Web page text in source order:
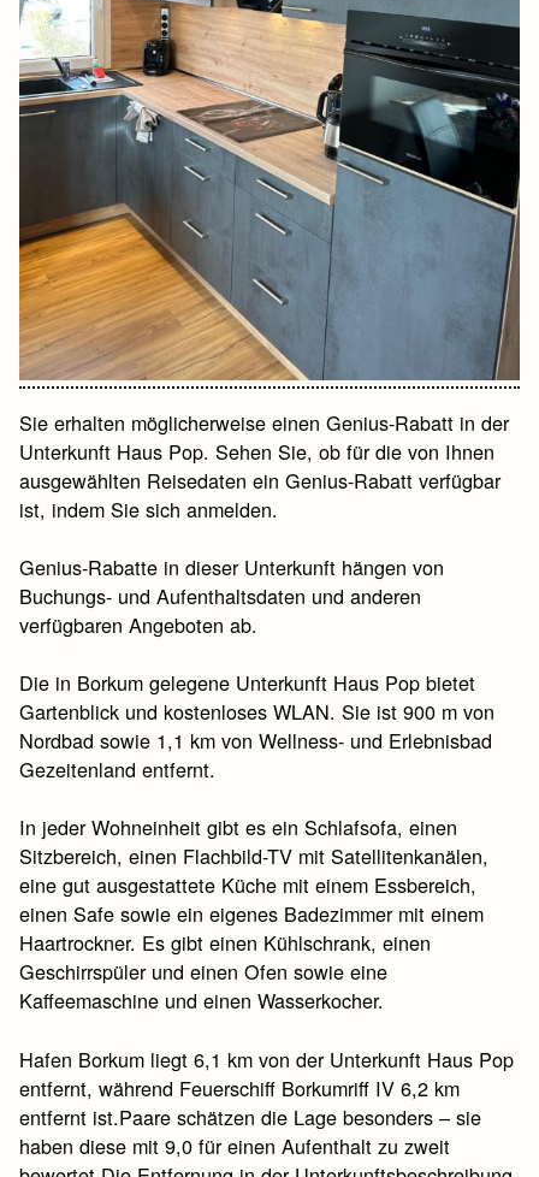
Sie erhalten möglicherweise einen Genius-Rabatt in der
Unterkunft Haus Pop. Sehen Sie, ob für die von Ihnen
ausgewählten Reisedaten ein Genius-Rabatt verfügbar
ist, indem Sie sich anmelden.
Genius-Rabatte in dieser Unterkunft hängen von
Buchungs- und Aufenthaltsdaten und anderen
verfügbaren Angeboten ab.
Die in Borkum gelegene Unterkunft Haus Pop bietet
Gartenblick und kostenloses WLAN. Sie ist 900 m von
Nordbad sowie 1,1 km von Wellness- und Erlebnisbad
Gezeitenland entfernt.
In jeder Wohneinheit gibt es ein Schlafsofa, einen
Sitzbereich, einen Flachbild-TV mit Satellitenkanälen,
eine gut ausgestattete Küche mit einem Essbereich,
einen Safe sowie ein eigenes Badezimmer mit einem
Haartrockner. Es gibt einen Kühlschrank, einen
Geschirrspüler und einen Ofen sowie eine
Kaffeemaschine und einen Wasserkocher.
Hafen Borkum liegt 6,1 km von der Unterkunft Haus Pop
entfernt, während Feuerschiff Borkumriff IV 6,2 km
entfernt ist.Paare schätzen die Lage besonders – sie
haben diese mit 9,0 für einen Aufenthalt zu zweit